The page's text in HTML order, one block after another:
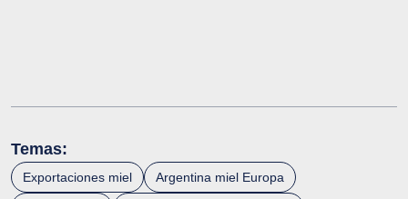
Temas:
Exportaciones miel Argentina miel Europa